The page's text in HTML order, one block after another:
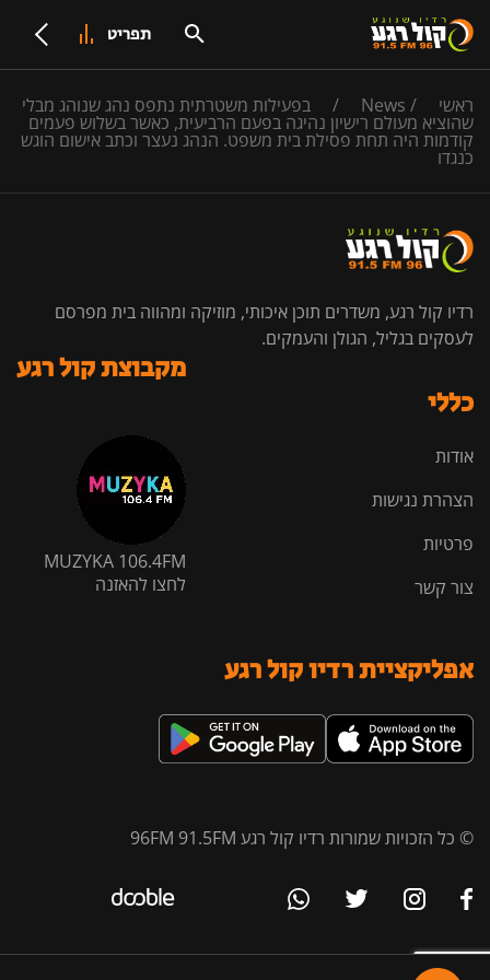
תפריט
ראשי /
News
/ בפעילות משטרתית נתפס נהג שנוהג מבלי
שהוציא מעולם רישיון נהיגה בפעם הרביעית, כאשר בשלוש פעמים
קודמות היה תחת פסילת בית משפט. הנהג נעצר וכתב אישום הוגש
כנגדו
רדיו קול רגע, משדרים תוכן איכותי, מוזיקה ומהווה בית מפרסם
לעסקים בגליל, הגולן והעמקים.
כללי
אודות
הצהרת נגישות
פרטיות
צור קשר
מקבוצת קול רגע
MUZYKA 106.4FM
לחצו להאזנה
אפליקציית רדיו קול רגע
© כל הזכויות שמורות רדיו קול רגע 96FM 91.5FM